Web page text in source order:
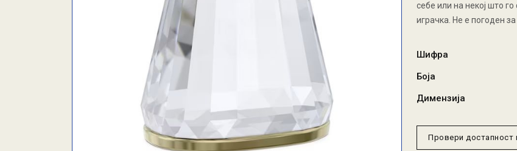
себе или на некој што
играчка. Не е погоден
Шифра
Боја
Димензија
Провери достапност